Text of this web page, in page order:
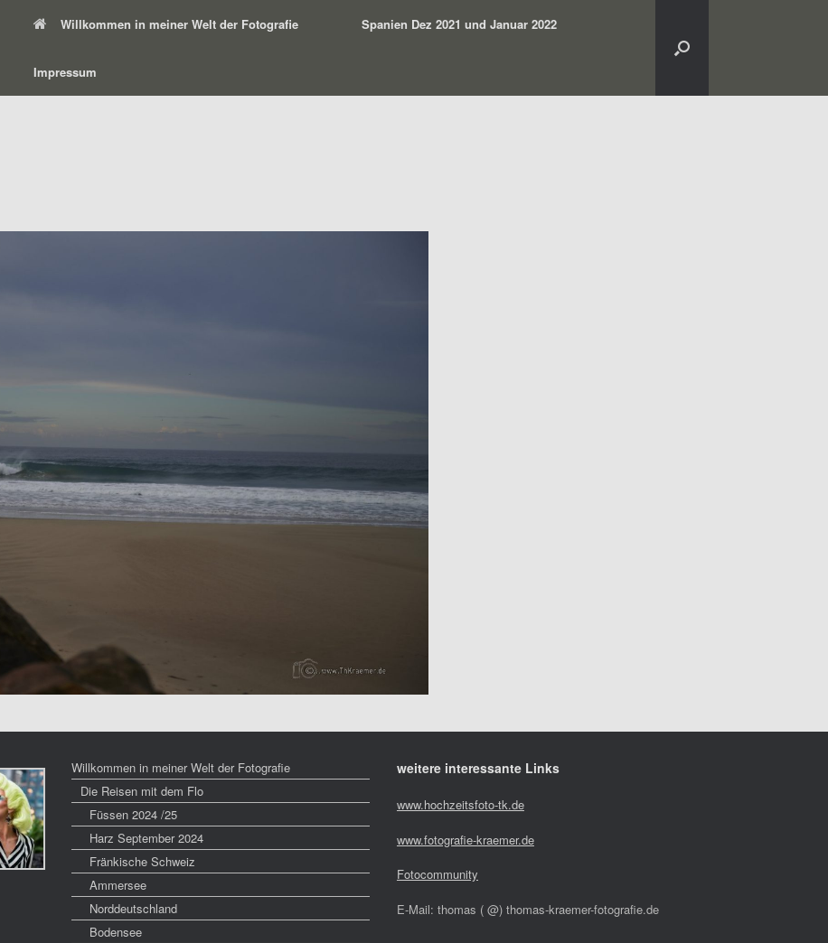
Willkommen in meiner Welt der Fotografie Spanien Dez 2021 und Januar 2022
Impressum
Willkommen in meiner Welt der Fotografie
Die Reisen mit dem Flo
Füssen 2024 /25
Harz September 2024
Fränkische Schweiz
Ammersee
Norddeutschland
Bodensee
weitere interessante Links
www.hochzeitsfoto-tk.de
www.fotografie-kraemer.de
Fotocommunity
E-Mail: thomas ( @) thomas-kraemer-fotografie.de